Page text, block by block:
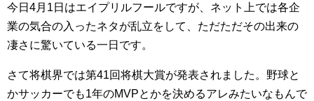
今日4月1日はエイプリルフールですが、ネット上では各企
業の気合の入ったネタが乱立をして、ただただその出来の
凄さに驚いている一日です。
さて将棋界では第41回将棋大賞が発表されました。野球と
かサッカーでも1年のMVPとかを決めるアレみたいなもんで